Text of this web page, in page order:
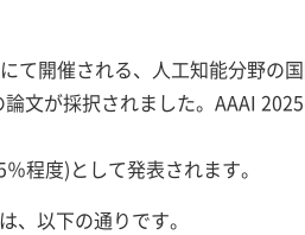
て開催される、人工知能分野の
が採択されました。AAAI
程度)として発表されます。
、以下の通りです。